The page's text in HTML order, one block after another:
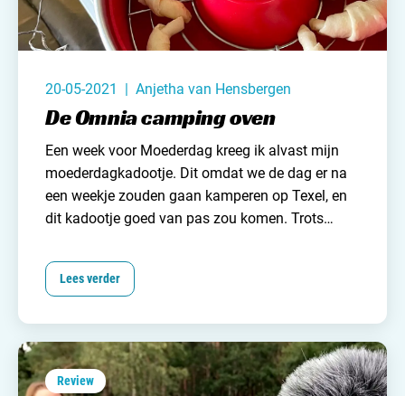
Nederland
België
Luxemburg
Zwitserland
Meld mijn camping aan
Samenwerken / adverteren
20-05-2021 | Anjetha van Hensbergen
De Omnia camping oven
Een week voor Moederdag kreeg ik alvast mijn
moederdagkadootje. Dit omdat we de dag er na
een weekje zouden gaan kamperen op Texel, en
dit kadootje goed van pas zou komen. Trots
binnen met een mooi ingepakte doos. Uit de doos
kwam de Omnia oven, een keukentool die al een
mooie kampeerweek aan om hem uit te testen.
Lees verder
Review